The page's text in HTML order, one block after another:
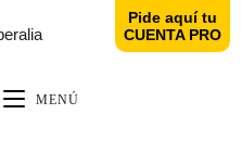
MENÚ
Pide aquí tu
CUENTA PRO